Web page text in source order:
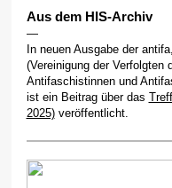
Aus dem HIS-Archiv
—
In neuen Ausgabe der
(Vereinigung der Verfolgten
Antifaschistinnen und
ist ein Beitrag über das
2025)veröffentlicht.